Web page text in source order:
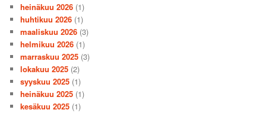
heinäkuu 2026 (1)
huhtikuu 2026 (1)
maaliskuu 2026 (3)
helmikuu 2026 (1)
marraskuu 2025 (3)
lokakuu 2025 (2)
syyskuu 2025 (1)
heinäkuu 2025 (1)
kesäkuu 2025 (1)